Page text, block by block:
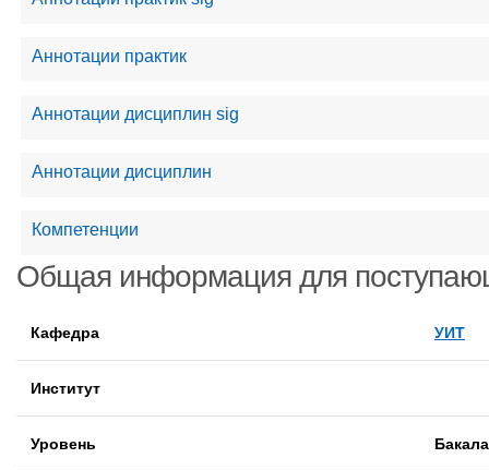
Аннотации практик
Аннотации дисциплин sig
Аннотации дисциплин
Компетенции
Общая информация для
Кафедра УИТ
Институт
Уровень